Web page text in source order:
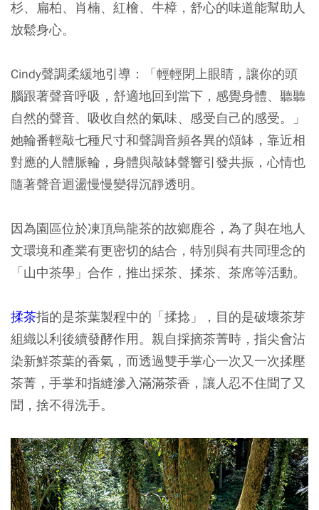
杉、扁柏、肖楠、紅檜、牛樟，舒心的味道能幫助人
放鬆身心。
Cindy聲調柔緩地引導：「輕輕閉上眼睛，讓你的頭
腦跟著聲音呼吸，舒適地回到當下，感覺身體、聽聽
自然的聲音、吸收自然的氣味、感受自己的感受。」
她輪番輕敲七種尺寸和聲調音頻各異的頌缽，靠近相
對應的人體脈輪，身體與敲缽聲響引發共振，心情也
隨著聲音迴盪慢慢變得沉靜透明。
因為園區位於凍頂烏龍茶的故鄉鹿谷，為了與在地人
文環境和產業有更密切的結合，特別與有共同理念的
「山中茶學」合作，推出採茶、揉茶、茶席等活動。
揉茶指的是茶葉製程中的「揉捻」，目的是破壞茶芽
組織以利後續發酵作用。親自採摘茶菁時，指尖會沾
染新鮮茶葉的香氣，而透過雙手掌心一次又一次揉壓
茶菁，手掌和指縫滲入滿滿茶香，讓人忍不住聞了又
聞，捨不得洗手。